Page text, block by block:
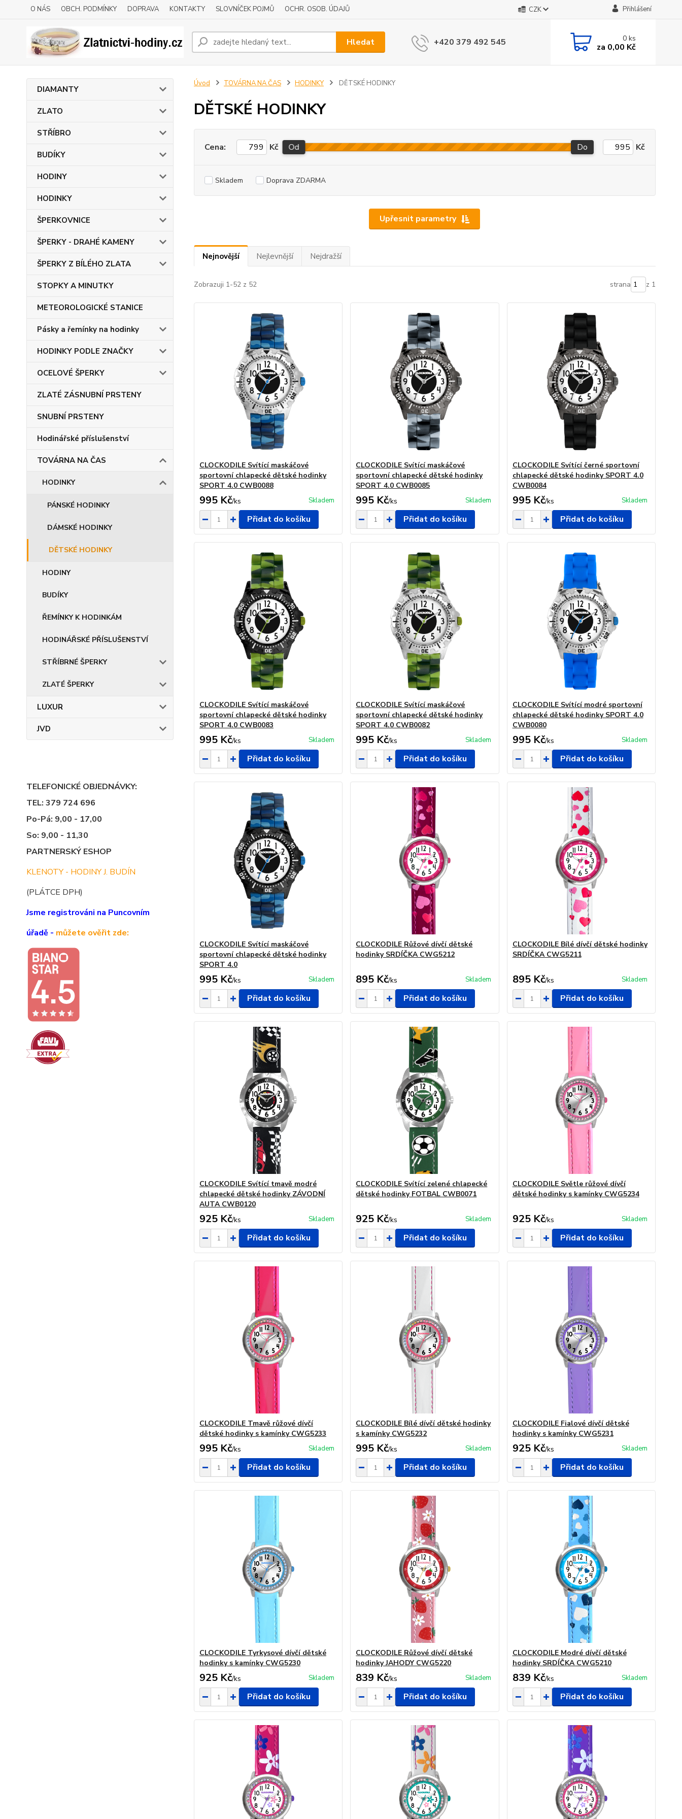
O NÁS OBCH. PODMÍNKY DOPRAVA KONTAKTY SLOVNÍČEK POJMŮ OCHR. OSOB. ÚDAJŮ CZK Přihlášení
Hledat +420 379 492 545 0ks
za 0,00 Kč
DIAMANTY
ZLATO
STŘÍBRO
BUDÍKY
HODINY
HODINKY
ŠPERKOVNICE
ŠPERKY - DRAHÉ KAMENY
ŠPERKY Z BÍLÉHO ZLATA
STOPKY A MINUTKY
METEOROLOGICKÉ STANICE
Pásky a řemínky na hodinky
HODINKY PODLE ZNAČKY
OCELOVÉ ŠPERKY
ZLATÉ ZÁSNUBNÍ PRSTENY
SNUBNÍ PRSTENY
Hodinářské příslušenství
TOVÁRNA NA ČAS
HODINKY
PÁNSKÉ HODINKY
DÁMSKÉ HODINKY
DĚTSKÉ HODINKY
HODINY
BUDÍKY
ŘEMÍNKY K HODINKÁM
HODINÁŘSKÉ PŘÍSLUŠENSTVÍ
STŘÍBRNÉ ŠPERKY
ZLATÉ ŠPERKY
LUXUR
JVD
TELEFONICKÉ OBJEDNÁVKY:
TEL: 379 724 696
Po-Pá: 9,00 - 17,00
So: 9,00 - 11,30
PARTNERSKÝ ESHOP
KLENOTY - HODINY J. BUDÍN
(PLÁTCE DPH)
Jsme registrováni na Puncovním
úřadě - můžete ověřit zde:
Úvod TOVÁRNA NA ČAS HODINKY DĚTSKÉ HODINKY
DĚTSKÉ HODINKY
Upřesnit parametry
Cena: Kč Od Do Kč
Skladem Doprava ZDARMA
Nejnovější Nejlevnější Nejdražší
Zobrazuji 1-52 z 52 strana z 1
CLOCKODILE Svítící maskáčové
sportovní chlapecké dětské hodinky
SPORT 4.0 CWB0088
995 Kč/ks Skladem
Přidat do košíku
CLOCKODILE Svítící maskáčové
sportovní chlapecké dětské hodinky
SPORT 4.0 CWB0085
995 Kč/ks Skladem
Přidat do košíku
CLOCKODILE Svítící černé sportovní
chlapecké dětské hodinky SPORT 4.0
CWB0084
995 Kč/ks Skladem
Přidat do košíku
CLOCKODILE Svítící maskáčové
sportovní chlapecké dětské hodinky
SPORT 4.0 CWB0083
995 Kč/ks Skladem
Přidat do košíku
CLOCKODILE Svítící maskáčové
sportovní chlapecké dětské hodinky
SPORT 4.0 CWB0082
995 Kč/ks Skladem
Přidat do košíku
CLOCKODILE Svítící modré sportovní
chlapecké dětské hodinky SPORT 4.0
CWB0080
995 Kč/ks Skladem
Přidat do košíku
CLOCKODILE Svítící maskáčové
sportovní chlapecké dětské hodinky
SPORT 4.0
995 Kč/ks Skladem
Přidat do košíku
CLOCKODILE Růžové dívčí dětské
hodinky SRDÍČKA CWG5212
895 Kč/ks Skladem
Přidat do košíku
CLOCKODILE Bílé dívčí dětské hodinky
SRDÍČKA CWG5211
895 Kč/ks Skladem
Přidat do košíku
CLOCKODILE Svítící tmavě modré
chlapecké dětské hodinky ZÁVODNÍ
AUTA CWB0120
925 Kč/ks Skladem
Přidat do košíku
CLOCKODILE Svítící zelené chlapecké
dětské hodinky FOTBAL CWB0071
925 Kč/ks Skladem
Přidat do košíku
CLOCKODILE Světle růžové dívčí
dětské hodinky s kamínky CWG5234
925 Kč/ks Skladem
Přidat do košíku
CLOCKODILE Tmavě růžové dívčí
dětské hodinky s kamínky CWG5233
995 Kč/ks Skladem
Přidat do košíku
CLOCKODILE Bílé dívčí dětské hodinky
s kamínky CWG5232
995 Kč/ks Skladem
Přidat do košíku
CLOCKODILE Fialové dívčí dětské
hodinky s kamínky CWG5231
925 Kč/ks Skladem
Přidat do košíku
CLOCKODILE Tyrkysové dívčí dětské
hodinky s kamínky CWG5230
925 Kč/ks Skladem
Přidat do košíku
CLOCKODILE Růžové dívčí dětské
hodinky JAHODY CWG5220
839 Kč/ks Skladem
Přidat do košíku
CLOCKODILE Modré dívčí dětské
hodinky SRDÍČKA CWG5210
839 Kč/ks Skladem
Přidat do košíku